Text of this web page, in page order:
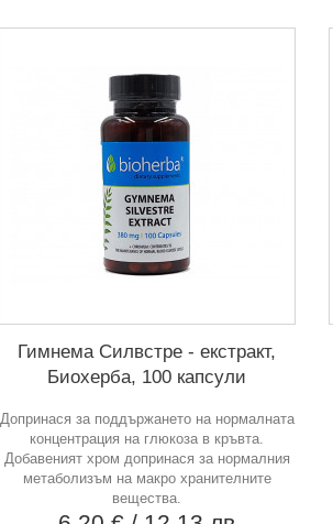
Гимнема Силвстре - екстракт,
Биохерба, 100 капсули
Допринася за поддържането на нормалната
концентрация на глюкоза в кръвта.
Добавеният хром допринася за нормалния
метаболизъм на макро хранителните
вещества.